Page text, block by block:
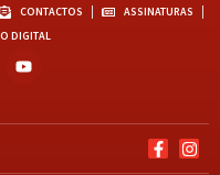
CONTACTOS
ASSINATURAS
DIGITAL